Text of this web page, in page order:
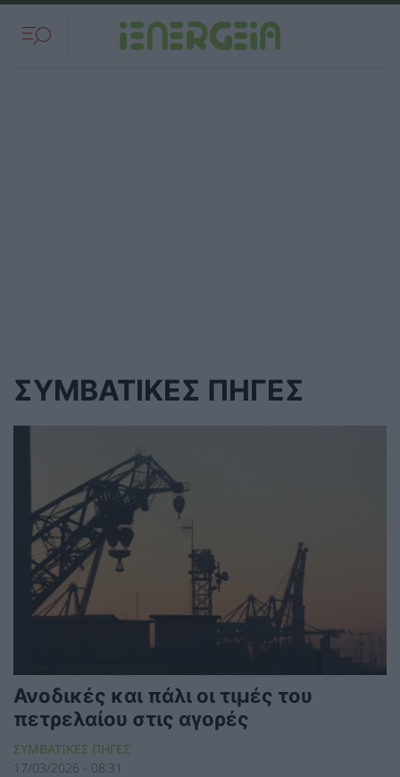
ΣΥΜΒΑΤΙΚΕΣ ΠΗΓΕΣ
Ανοδικές και πάλι οι τιμές του
πετρελαίου στις αγορές
ΣΥΜΒΑΤΙΚΕΣ ΠΗΓΕΣ
17/03/2026 - 08:31